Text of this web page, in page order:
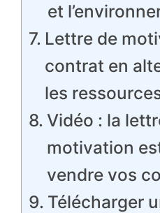
et
Lettre de
contrat en
les
Vidéo : la
motivation
vendre vos
Télécharger